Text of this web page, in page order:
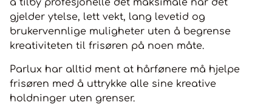
å tilby profesjonelle det maksimale når det
gjelder ytelse, lett vekt, lang levetid og
brukervennlige muligheter uten å begrense
kreativiteten til frisøren på noen måte.
Parlux har alltid ment at hårfønere må hjelpe
frisøren med å uttrykke alle sine kreative
holdninger uten grenser.